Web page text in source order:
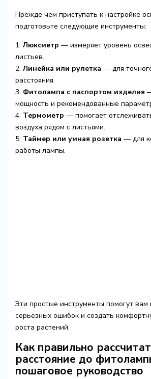
Прежде чем приступать к настройке
подготовьте следующие инструменты:
1. Люксметр — измеряет уровень
листьев.
2. Линейка или рулетка — для
расстояния.
3. Фитолампа с паспортом изделия
мощность и рекомендованные
4. Термометр — помогает
воздуха рядом с листьями.
5. Таймер или умная розетка — для
работы лампы.
Эти простые инструменты помогут вам
серьёзных ошибок и создать
роста растений.
Как правильно
расстояние до
пошаговое руководство